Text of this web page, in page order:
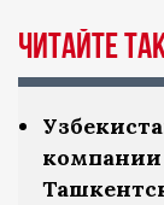
Читайте
компании